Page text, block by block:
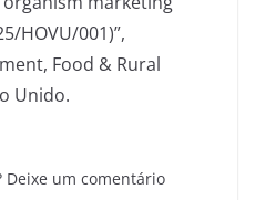
HOVU/001)”,
Food & Rural
Unido.
Deixe um comentário